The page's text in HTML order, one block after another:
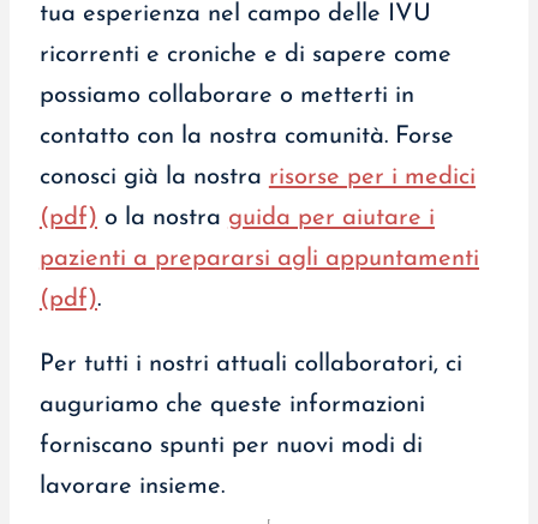
tua esperienza nel campo delle IVU
ricorrenti e croniche e di sapere come
possiamo collaborare o metterti in
contatto con la nostra comunità. Forse
conosci già la nostra risorse per i medici
(pdf) o la nostra guida per aiutare i
pazienti a prepararsi agli appuntamenti
(pdf).
Per tutti i nostri attuali collaboratori, ci
auguriamo che queste informazioni
forniscano spunti per nuovi modi di
lavorare insieme.